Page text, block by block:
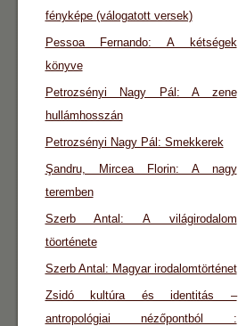
fényképe (válogatott versek)
Pessoa Fernando: A kétségek
könyve
Petrozsényi Nagy Pál: A zene
hullámhosszán
Petrozsényi Nagy Pál: Smekkerek
Şandru, Mircea Florin: A nagy
teremben
Szerb Antal: A világirodalom
töorténete
Szerb Antal: Magyar irodalomtörténet
Zsidó kultúra és identitás –
antropológiai nézőpontból :